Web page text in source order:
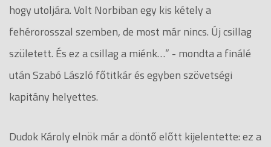
hogy utoljára. Volt Norbiban egy kis kétely a
fehérorosszal szemben, de most már nincs. Új csillag
született. És ez a csillag a miénk…” - mondta a finálé
után Szabó László főtitkár és egyben szövetségi
kapitány helyettes.
Dudok Károly elnök már a döntő előtt kijelentette: ez a